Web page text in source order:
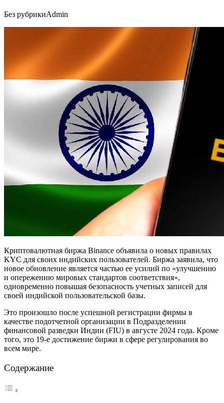
Без рубрикиAdmin
Криптовалютная биржа Binance объявила о новых правилах
KYC для своих индийских пользователей. Биржа заявила, что
новое обновление является частью ее усилий по «улучшению
и опережению мировых стандартов соответствия»,
одновременно повышая безопасность учетных записей для
своей индийской пользовательской базы.
Это произошло после успешной регистрации фирмы в
качестве подотчетной организации в Подразделении
финансовой разведки Индии (FIU) в августе 2024 года. Кроме
того, это 19-е достижение биржи в сфере регулирования во
всем мире.
Содержание